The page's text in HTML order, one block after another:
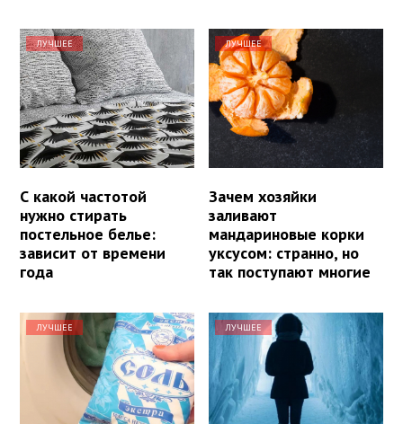
ЛУЧШЕЕ
С какой частотой
нужно стирать
постельное белье:
зависит от времени
года
ЛУЧШЕЕ
Зачем хозяйки
заливают
мандариновые корки
уксусом: странно, но
так поступают многие
ЛУЧШЕЕ ЛУЧШЕЕ